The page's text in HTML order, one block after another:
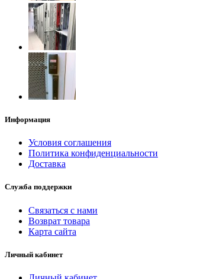
Информация
Условия соглашения
Политика конфиденциальности
Доставка
Служба поддержки
Связаться с нами
Возврат товара
Карта сайта
Личный кабинет